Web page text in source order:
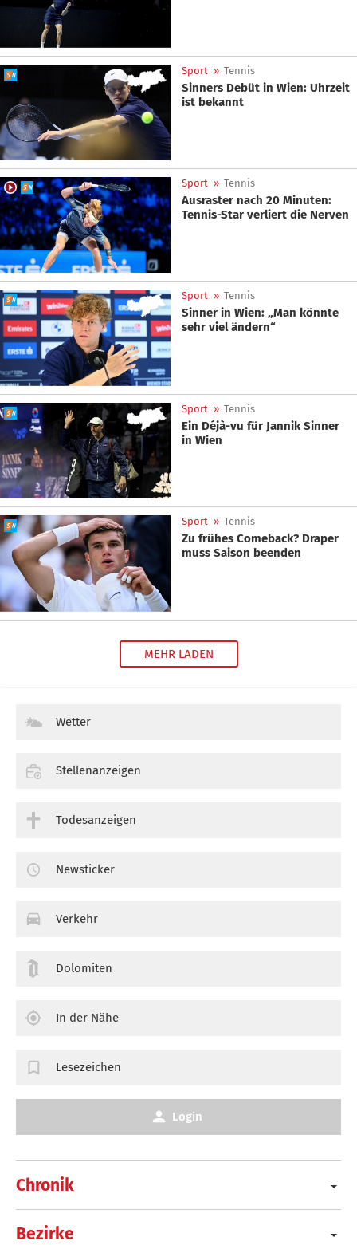
Sport » Tennis
Sinners Debüt in Wien: Uhrzeit
ist bekannt
Sport » Tennis
Ausraster nach 20 Minuten:
Tennis-Star verliert die Nerven
Sport » Tennis
Sinner in Wien: „Man könnte
sehr viel ändern“
Sport » Tennis
Ein Déjà-vu für Jannik Sinner
in Wien
Sport » Tennis
Zu frühes Comeback? Draper
muss Saison beenden
MEHR LADEN
Chronik
Bezirke
Wetter
Stellenanzeigen
Todesanzeigen
Newsticker
Verkehr
Dolomiten
In der Nähe
Lesezeichen
Login